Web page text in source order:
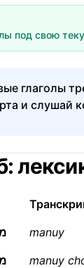
под свою
глаголы
и слушай
manuy
manuy